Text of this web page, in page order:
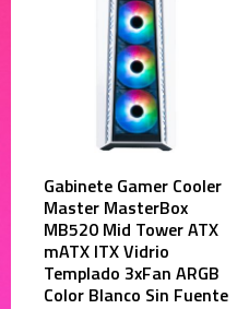
Gabinete Gamer Cooler
Master MasterBox
MB520 Mid Tower ATX
mATX ITX Vidrio
Templado 3xFan ARGB
Color Blanco Sin Fuente